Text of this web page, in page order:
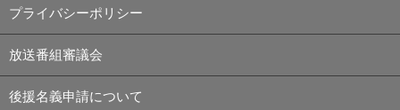
プライバシーポリシー
放送番組審議会
後援名義申請について